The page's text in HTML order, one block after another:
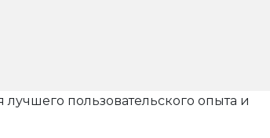
пользовательского опыта и